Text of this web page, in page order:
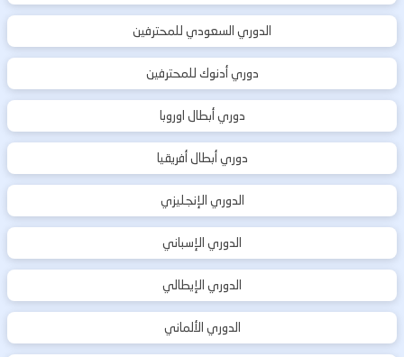
الدوري السعودي للمحترفين
دوري أدنوك للمحترفين
دوري أبطال اوروبا
دوري أبطال أفريقيا
الدوري الإنجليزي
الدوري الإسباني
الدوري الإيطالي
الدوري الألماني